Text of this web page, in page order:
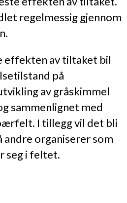
regelmessig gjennom
effekten av tiltaket bil
på
av gråskimmel
sammenlignet med
I tillegg vil det bli
organiserer som
seg i feltet.